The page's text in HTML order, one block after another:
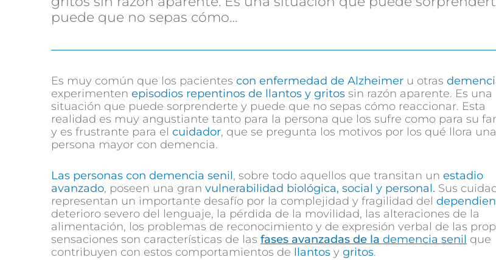
puede que no sepas cómo…
Es muy común que los pacientes con enfermedad de Alzheimer u otras
experimenten episodios repentinos de llantos y gritos sin razón aparente. Es una
situación que puede sorprenderte y puede que no sepas cómo reaccionar. Esta
realidad es muy angustiante tanto para la persona que los sufre como para su
y es frustrante para el cuidador, que se pregunta los motivos por los qué llora una
persona mayor con demencia.
Las personas con demencia senil, sobre todo aquellos que transitan un estadio
avanzado, poseen una gran vulnerabilidad biológica, social y personal. Sus
representan un importante desafío por la complejidad y fragilidad del
deterioro severo del lenguaje, la pérdida de la movilidad, las alteraciones de la
alimentación, los problemas de reconocimiento y de expresión verbal de las
sensaciones son características de las fases avanzadas de la demencia senil que
contribuyen con estos comportamientos de llantos y gritos.